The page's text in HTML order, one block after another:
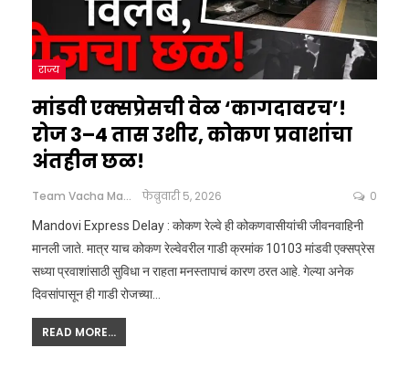
राज्य
मांडवी एक्सप्रेसची वेळ ‘कागदावरच’!
रोज 3–4 तास उशीर, कोकण प्रवाशांचा
अंतहीन छळ!
Team Vacha Marathi फेब्रुवारी 5, 2026 0
Mandovi Express Delay : कोकण रेल्वे ही कोकणवासीयांची जीवनवाहिनी
मानली जाते. मात्र याच कोकण रेल्वेवरील गाडी क्रमांक 10103 मांडवी एक्सप्रेस
सध्या प्रवाशांसाठी सुविधा न राहता मनस्तापाचं कारण ठरत आहे. गेल्या अनेक
दिवसांपासून ही गाडी रोजच्या…
READ MORE...